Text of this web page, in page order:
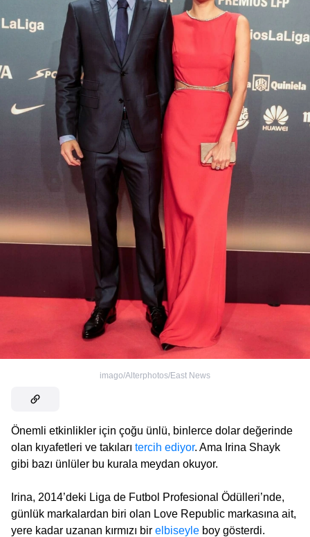
imago/Alterphotos/East News
Önemli etkinlikler için çoğu ünlü, binlerce dolar değerinde
olan kıyafetleri ve takıları tercih ediyor. Ama Irina Shayk
gibi bazı ünlüler bu kurala meydan okuyor.
Irina, 2014’deki Liga de Futbol Profesional Ödülleri’nde,
günlük markalardan biri olan Love Republic markasına ait,
yere kadar uzanan kırmızı bir elbiseyle boy gösterdi.